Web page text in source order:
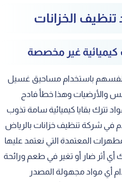
الخزانات
غير مخصصة
باستخدام مساحيق غسيل
والأرضيات وهذا خطأ فادح
تترك بقايا كيميائية سامة تذوب
في شركة تنظيف خزانات بالرياض
المعتمدة التي نعتمد عليها
أي أثر ضار أو تغير في طعم ورائحة
أي مواد مجهولة المصدر